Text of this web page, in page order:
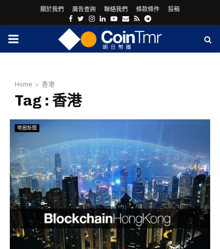
關於我們 廣告查詢 聯絡我們 條款條件 投稿
Facebook
Twitter
Instagram
LinkedinYoutube
Email
RssTelegram
PRIMARY
Home 香港
Tag : 香港
幣圈新聞